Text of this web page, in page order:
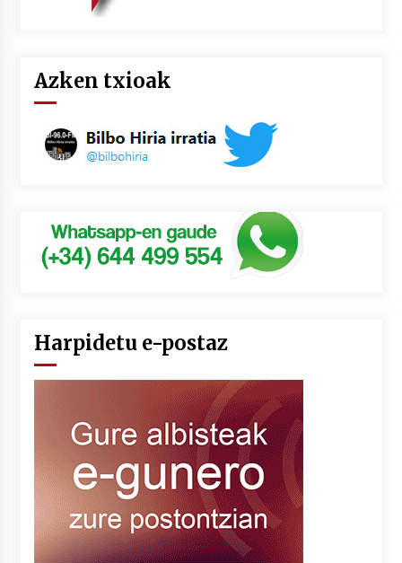
Azken txioak
Harpidetu e-postaz